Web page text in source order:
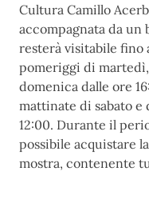
Cultura Camillo
accompagnata da
resterà visitabile fino
pomeriggi di
domenica dalle ore
mattinate di sabato e
12:00. Durante il
possibile acquistare
mostra, contenente